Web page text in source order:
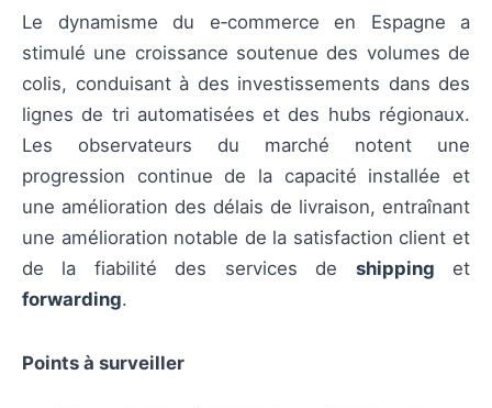
Le dynamisme du e‑commerce en Espagne a
stimulé une croissance soutenue des volumes de
colis, conduisant à des investissements dans des
lignes de tri automatisées et des hubs régionaux.
Les observateurs du marché notent une
progression continue de la capacité installée et
une amélioration des délais de livraison, entraînant
une amélioration notable de la satisfaction client et
de la fiabilité des services de shipping et
forwarding.
Points à surveiller